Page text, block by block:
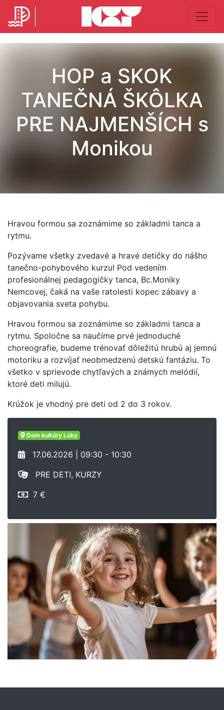
HOP a SKOK
TANEČNÁ ŠKÔLKA
PRE NAJMENŠÍCH s
Monikou
Hravou formou sa zoznámime so základmi tanca a
rytmu.
Pozývame všetky zvedavé a hravé detičky do nášho
tanečno-pohybového kurzu! Pod vedením
profesionálnej pedagogičky tanca, Bc.Moniky
Nemcovej, čaká na vaše ratolesti kopec zábavy a
objavovania sveta pohybu.
Hravou formou sa zoznámime so základmi tanca a
rytmu. Spoločne sa naučíme prvé jednoduché
choreografie, budeme trénovať dôležitú hrubú aj jemnú
motoriku a rozvíjať neobmedzenú detskú fantáziu. To
všetko v sprievode chytľavých a známych melódií,
ktoré deti milujú.
Krúžok je vhodný pre deti od 2 do 3 rokov.
Dom kultúry Lúky
17.06.2026 | 09:30 - 10:30
PRE DETI, KURZY
7 €